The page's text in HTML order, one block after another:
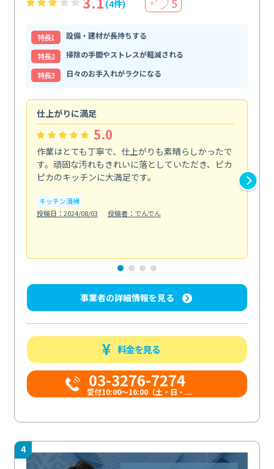
(4件) ＋ 5
特⻑1
設備・建材が長持ちする
特⻑2
掃除の手間やストレスが軽減される
特⻑3
日々のお手入れがラクになる
仕上がりに満足
5.0
作業はとても丁寧で、仕上がりも素晴らしかったで
す。頑固な汚れもきれいに落としていただき、ピカ
ピカのキッチンに大満足です。
キッチン清掃
投稿日：2024/08/03
投稿者：でんでん
事業者の詳細情報を見る
料金を見る
03-3276-7274
受付10:00〜16:00（土・日・...
4